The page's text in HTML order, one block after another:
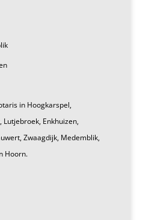
in Hoogkarspel,
Enkhuizen,
Zwaagdijk, Medemblik,
Hoorn.